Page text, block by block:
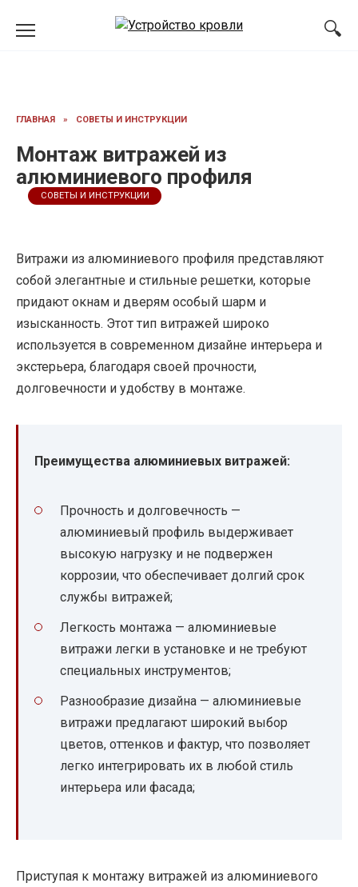
ГЛАВНАЯ » СОВЕТЫ И ИНСТРУКЦИИ
Монтаж витражей из
алюминиевого профиля
СОВЕТЫ И ИНСТРУКЦИИ
Витражи из алюминиевого профиля представляют
собой элегантные и стильные решетки, которые
придают окнам и дверям особый шарм и
изысканность. Этот тип витражей широко
используется в современном дизайне интерьера и
экстерьера, благодаря своей прочности,
долговечности и удобству в монтаже.
Преимущества алюминиевых витражей:
Прочность и долговечность —
алюминиевый профиль выдерживает
высокую нагрузку и не подвержен
коррозии, что обеспечивает долгий срок
службы витражей;
Легкость монтажа — алюминиевые
витражи легки в установке и не требуют
специальных инструментов;
Разнообразие дизайна — алюминиевые
витражи предлагают широкий выбор
цветов, оттенков и фактур, что позволяет
легко интегрировать их в любой стиль
интерьера или фасада;
Приступая к монтажу витражей из алюминиевого